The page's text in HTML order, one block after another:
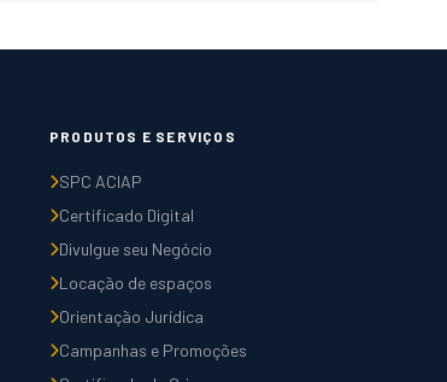
PRODUTOS E SERVIÇOS
SPC ACIAP
Certificado Digital
Divulgue seu Negócio
Locação de espaços
Orientação Jurídica
Campanhas e Promoções